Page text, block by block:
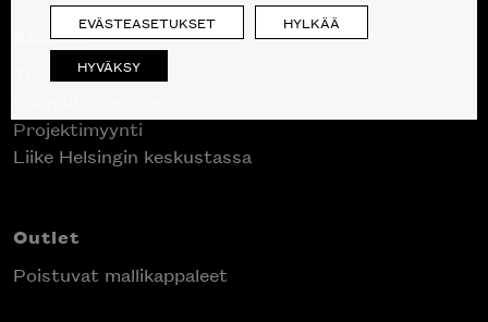
Skanno
Tuotteet
Projektimyynti
Liike Helsingin keskustassa
Outlet
Poistuvat mallikappaleet
EVÄSTEASETUKSET HYLKÄÄ
HYVÄKSY